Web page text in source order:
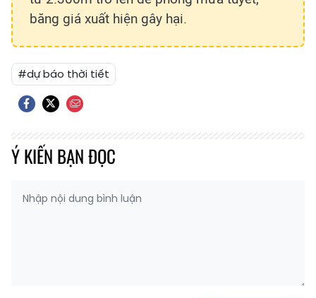
băng giá xuất hiện gây hại.
#dự báo thời tiết
Ý KIẾN BẠN ĐỌC